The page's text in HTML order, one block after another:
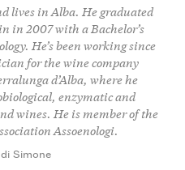
lives in Alba. He graduated
in 2007 with a Bachelor’s
He’s been working since
for the wine company
d’Alba, where he
enzymatic and
wines. He is member of the
Assoenologi.
Simone